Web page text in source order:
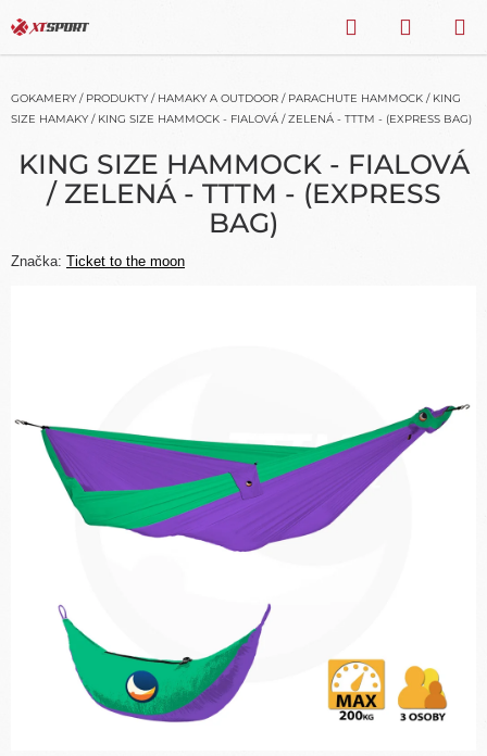
na
HLEDAT
KOŠÍK
GOKAMERY / PRODUKTY / HAMAKY A OUTDOOR / PARACHUTE HAMMOCK / KING
SIZE HAMAKY / KING SIZE HAMMOCK - FIALOVÁ / ZELENÁ - TTTM - (EXPRESS BAG)
KING SIZE HAMMOCK - FIALOVÁ
/ ZELENÁ - TTTM - (EXPRESS
BAG)
Značka: Ticket to the moon